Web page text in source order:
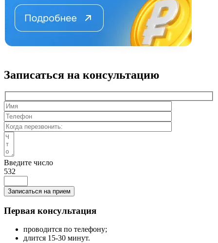
Записаться на консультацию
Введите число
532
Записаться на прием
Первая консультация
проводится по телефону;
длится 15-30 минут.